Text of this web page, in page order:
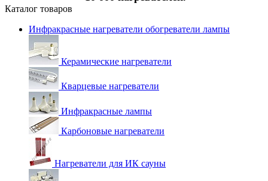
Каталог товаров
Инфракрасные нагреватели обогреватели лампы
Керамические нагреватели
Кварцевые нагреватели
Инфракрасные лампы
Карбоновые нагреватели
Нагреватели для ИК сауны